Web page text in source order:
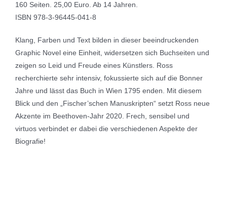
160 Seiten. 25,00 Euro. Ab 14 Jahren.
ISBN 978-3-96445-041-8
Klang, Farben und Text bilden in dieser beeindruckenden
Graphic Novel eine Einheit, widersetzen sich Buchseiten und
zeigen so Leid und Freude eines Künstlers. Ross
recherchierte sehr intensiv, fokussierte sich auf die Bonner
Jahre und lässt das Buch in Wien 1795 enden. Mit diesem
Blick und den „Fischer’schen Manuskripten“ setzt Ross neue
Akzente im Beethoven-Jahr 2020. Frech, sensibel und
virtuos verbindet er dabei die verschiedenen Aspekte der
Biografie!